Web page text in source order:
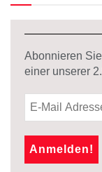
Abonnieren
einer unserer